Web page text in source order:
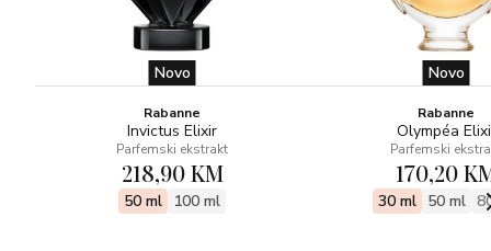
Novo
Rabanne
Invictus Elixir
Parfemski ekstrakt
218,90 KM
50 ml 100 ml
Novo
Rabanne
Olympéa
Parfemski
170,20
30 ml 50 ml